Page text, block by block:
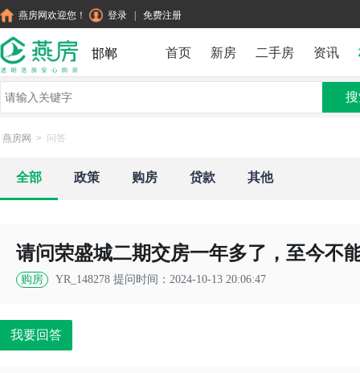
燕房网欢迎您！ 登录 免费注册
邯郸 首页 新房 二手房 资讯
燕房网 > 问答
全部 政策 购房 贷款 其他
请问荣盛城二期交房一年多了，至今不
购房 YR_148278 提问时间：2024-10-13 20:06:47
我要回答